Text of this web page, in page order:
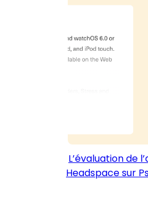
L’évaluation de
Headspace sur